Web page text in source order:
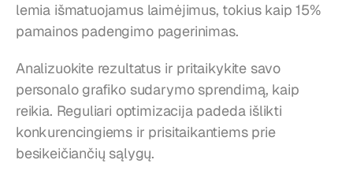
lemia išmatuojamus laimėjimus, tokius kaip 15%
pamainos padengimo pagerinimas.
Analizuokite rezultatus ir pritaikykite savo
personalo grafiko sudarymo sprendimą, kaip
reikia. Reguliari optimizacija padeda išlikti
konkurencingiems ir prisitaikantiems prie
besikeičiančių sąlygų.